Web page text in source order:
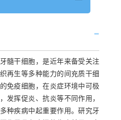
髓干细胞，是近年来备受关注
再生等多种能力的间充质干细
免疫细胞，在炎症环境中可极
发挥促炎、抗炎等不同作用，
种疾病中起重要作用。研究牙